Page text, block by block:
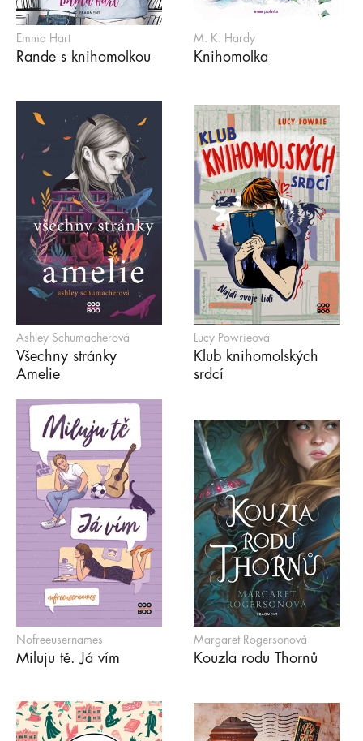
Emma Hart
Rande s knihomolkou
M. K. Hardy
Knihomolka
Ashley Schumacherová
Všechny stránky
Amelie
Lucy Powrieová
Klub knihomolských
srdcí
Nofreeusernames
Miluju tě. Já vím
Margaret Rogersonová
Kouzla rodu Thornů